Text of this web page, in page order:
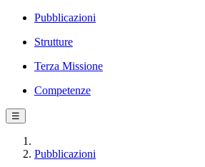
Pubblicazioni
Strutture
Terza Missione
Competenze
☰
Pubblicazioni